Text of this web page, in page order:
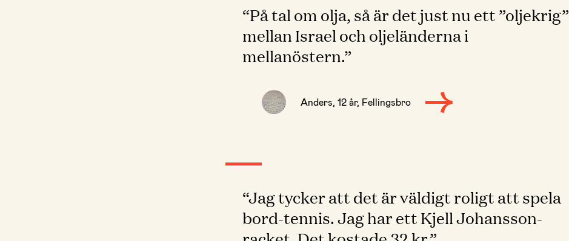
“På tal om olja, så är det just nu ett ”oljekrig”
mellan Israel och oljeländerna i
mellanöstern.”
Anders, 12 år, Fellingsbro
“Jag tycker att det är väldigt roligt att spela
bord-tennis. Jag har ett Kjell Johansson-